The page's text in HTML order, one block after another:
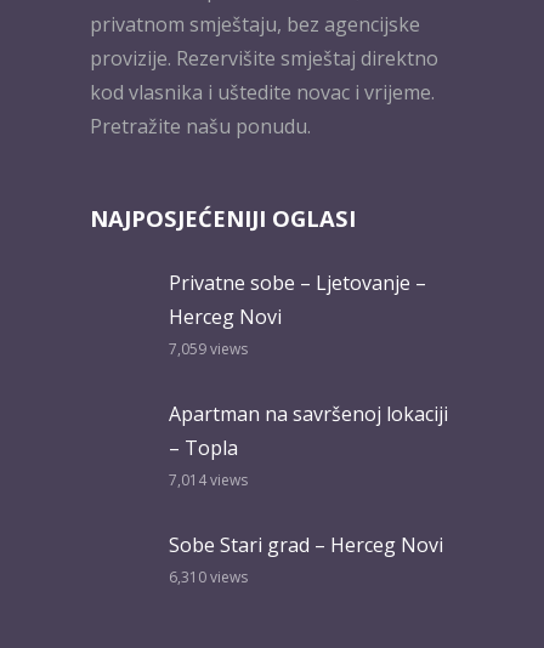
privatnom smještaju, bez agencijske
provizije. Rezervišite smještaj direktno
kod vlasnika i uštedite novac i vrijeme.
Pretražite našu ponudu.
NAJPOSJEĆENIJI OGLASI
Privatne sobe – Ljetovanje –
Herceg Novi
7,059views
Apartman na savršenoj lokaciji
– Topla
7,014views
Sobe Stari grad – Herceg Novi
6,310views